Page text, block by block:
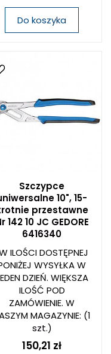
Do koszyka
Szczypce
10", 15-
przestawne
142 10 JC GEDORE
6416340
ILOŚCI DOSTĘPNEJ
WYSYŁKA W
DZIEŃ. WIĘKSZA
ILOŚĆ POD
ZAMÓWIENIE. W
MAGAZYNIE: (1
szt.)
150,21 zł